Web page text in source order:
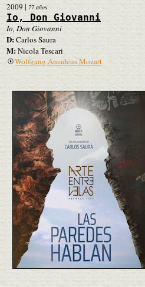
2009| 77 años
Io, Don Giovanni
Io, Don Giovanni
D: Carlos Saura
M:Nicola Tescari
Wolfgang Amadeus Mozart